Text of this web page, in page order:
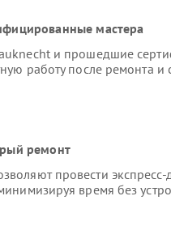
мастера
и прошедшие
работу после ремонта и
ремонт
провести экспресс-
время без